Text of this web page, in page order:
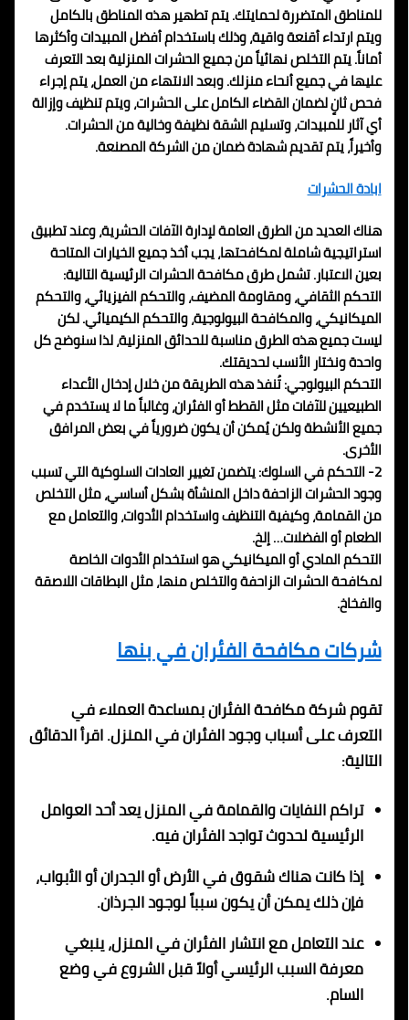
للمناطق المتضررة لحمايتك. يتم تطهير هذه المناطق بالكامل
ويتم ارتداء أقنعة واقية، وذلك باستخدام أفضل المبيدات وأكثرها
أماناً. يتم التخلص نهائياً من جميع الحشرات المنزلية بعد التعرف
عليها في جميع أنحاء منزلك. وبعد الانتهاء من العمل، يتم إجراء
فحص ثانٍ لضمان القضاء الكامل على الحشرات، ويتم تنظيف وإزالة
أي آثار للمبيدات، وتسليم الشقة نظيفة وخالية من الحشرات.
وأخيراً، يتم تقديم شهادة ضمان من الشركة المصنعة.
ابادة الحشرات
هناك العديد من الطرق العامة لإدارة الآفات الحشرية، وعند تطبيق
استراتيجية شاملة لمكافحتها، يجب أخذ جميع الخيارات المتاحة
بعين الاعتبار. تشمل طرق مكافحة الحشرات الرئيسية التالية:
التحكم الثقافي، ومقاومة المضيف، والتحكم الفيزيائي، والتحكم
الميكانيكي، والمكافحة البيولوجية، والتحكم الكيميائي. لكن
ليست جميع هذه الطرق مناسبة للحدائق المنزلية، لذا سنوضح كل
واحدة ونختار الأنسب لحديقتك.
التحكم البيولوجي: تُنفذ هذه الطريقة من خلال إدخال الأعداء
الطبيعيين للآفات مثل القطط أو الفئران، وغالباً ما لا يستخدم في
جميع الأنشطة ولكن يُمكن أن يكون ضرورياً في بعض المرافق
الأخرى.
2- التحكم في السلوك: يتضمن تغيير العادات السلوكية التي تسبب
وجود الحشرات الزاحفة داخل المنشأة بشكل أساسي، مثل التخلص
من القمامة، وكيفية التنظيف واستخدام الأدوات، والتعامل مع
الطعام أو الفضلات… إلخ.
التحكم المادي أو الميكانيكي هو استخدام الأدوات الخاصة
لمكافحة الحشرات الزاحفة والتخلص منها، مثل البطاقات اللاصقة
والفخاخ.
شركات مكافحة الفئران في بنها
تقوم شركة مكافحة الفئران بمساعدة العملاء في
التعرف على أسباب وجود الفئران في المنزل. اقرأ الدقائق
التالية:
تراكم النفايات والقمامة في المنزل يعد أحد العوامل
الرئيسية لحدوث تواجد الفئران فيه.
إذا كانت هناك شقوق في الأرض أو الجدران أو الأبواب،
فإن ذلك يمكن أن يكون سبباً لوجود الجرذان.
عند التعامل مع انتشار الفئران في المنزل، ينبغي
معرفة السبب الرئيسي أولاً قبل الشروع في وضع
السام.